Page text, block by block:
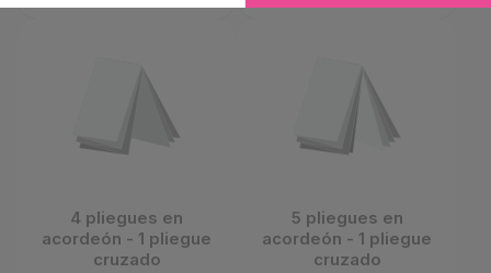
4 pliegues en
acordeón - 1 pliegue
cruzado
5 pliegues en
acordeón - 1 pliegue
cruzado